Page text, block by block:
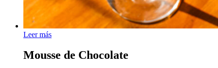
Leer más
Mousse de Chocolate